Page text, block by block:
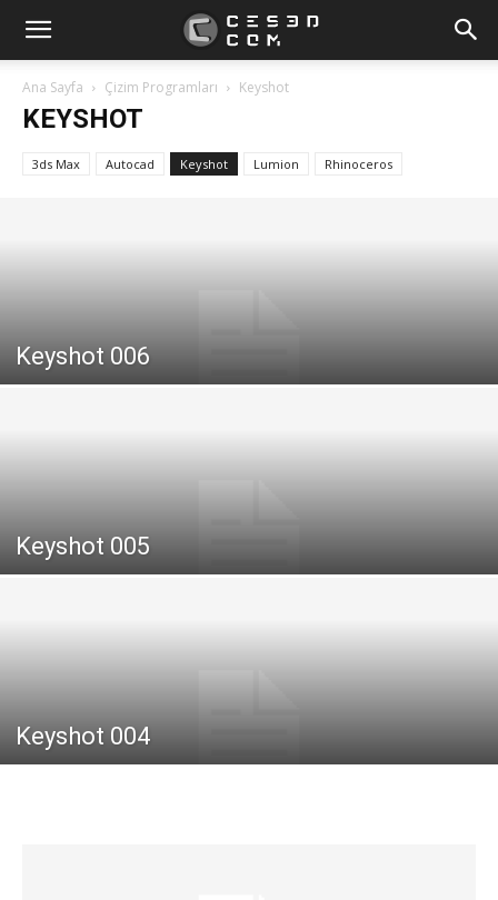
Ana Sayfa Çizim Programları Keyshot
KEYSHOT
3ds Max Autocad Keyshot Lumion Rhinoceros
Keyshot 006
Keyshot 005
Keyshot 004